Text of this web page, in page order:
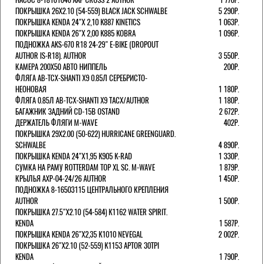
ПОКРЫШКА 26X2.10 (54-559) BLACK JACK SCHWALBE
5 290Р.
ПОКРЫШКА KENDA 24"Х 2,10 K887 KINETICS
1 063Р.
ПОКРЫШКА KENDA 26"Х 2,00 K885 KOBRA
1 096Р.
ПОДНОЖКА AKS-670 R18 24-29" E-BIKE (DROPOUT
AUTHOR IS-R18). AUTHOR
3 550Р.
КАМЕРА 200Х50 АВТО НИППЕЛЬ
200Р.
ФЛЯГА AB-TCX-SHANTI X9 0.85Л СЕРЕБРИСТО-
НЕОНОВАЯ
1 180Р.
ФЛЯГА 0.85Л AB-TCX-SHANTI X9 TACX/AUTHOR
1 180Р.
БАГАЖНИК ЗАДНИЙ CD-15B OSTAND
2 672Р.
ДЕРЖАТЕЛЬ ФЛЯГИ M-WAVE
402Р.
ПОКРЫШКА 29X2.00 (50-622) HURRICANE GREENGUARD.
SCHWALBE
4 890Р.
ПОКРЫШКА KENDA 24"Х1,95 K905 K-RAD
1 330Р.
СУМКА НА РАМУ ROTTERDAM TOP XL SC. M-WAVE
1 879Р.
КРЫЛЬЯ AXP-04-24/26 AUTHOR
1 450Р.
ПОДНОЖКА 8-16503115 ЦЕНТРАЛЬНОГО КРЕПЛЕНИЯ
AUTHOR
1 500Р.
ПОКРЫШКА 27.5"Х2.10 (54-584) K1162 WATER SPIRIT.
KENDA
1 587Р.
ПОКРЫШКА KENDA 26"Х2,35 K1010 NEVEGAL
2 002Р.
ПОКРЫШКА 26"Х2.10 (52-559) K1153 APTOR 30TPI
KENDA
1 790Р.